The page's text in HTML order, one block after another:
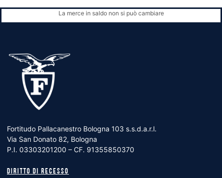
La merce in saldo non si può cambiare
Fortitudo Pallacanestro Bologna 103 s.s.d.a.r.l.
Via San Donato 82, Bologna
P.I. 03303201200 – CF. 91355850370
Diritto di recesso